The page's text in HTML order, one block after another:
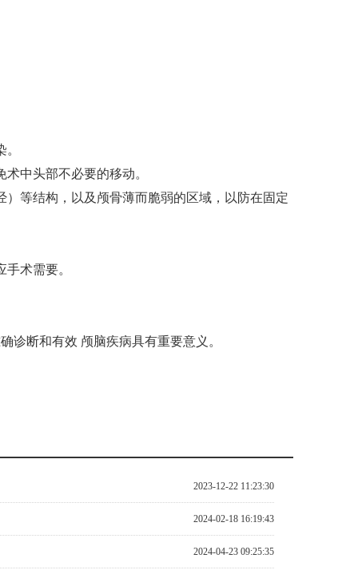
中头部不必要的移动。
等结构，以及颅骨薄而脆弱的区域，以防在固定
术需要。
诊断和有效 颅脑疾病具有重要意义。
2023-12-22 11:23:30
2024-02-18 16:19:43
2024-04-23 09:25:35